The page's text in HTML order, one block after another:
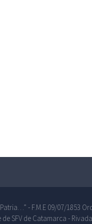
- F.M.E 09/07/1853
SFV de Catamarca -